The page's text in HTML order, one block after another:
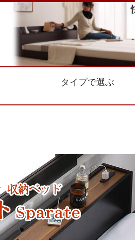
タイプで選ぶ